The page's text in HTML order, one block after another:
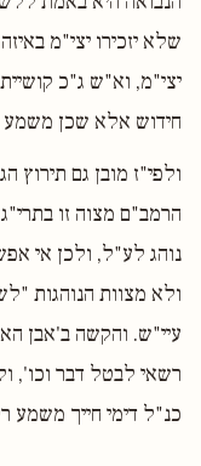
שלא יזכירו יצי"מ
יצי"מ, וא"ש ג"כ
חידוש אלא שכן משמע
ולפי"ז מובן גם
הרמב"ם מצוה זו
נוהג לע"ל, ולכן אי
ולא מצוות הנוהגות
עיי"ש. והקשה ב'אבן
רשאי לבטל דבר וכו',
כנ"ל דימי חייך משמע